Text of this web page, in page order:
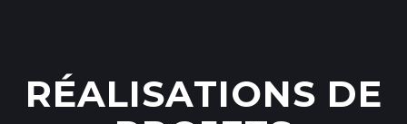
RÉALISATIONS DE